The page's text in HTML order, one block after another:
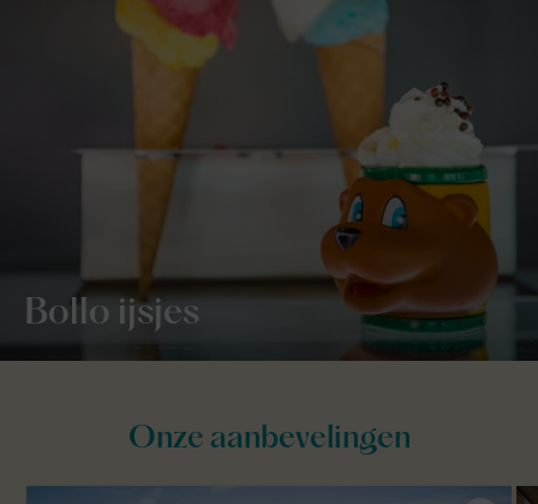
Bollo ijsjes